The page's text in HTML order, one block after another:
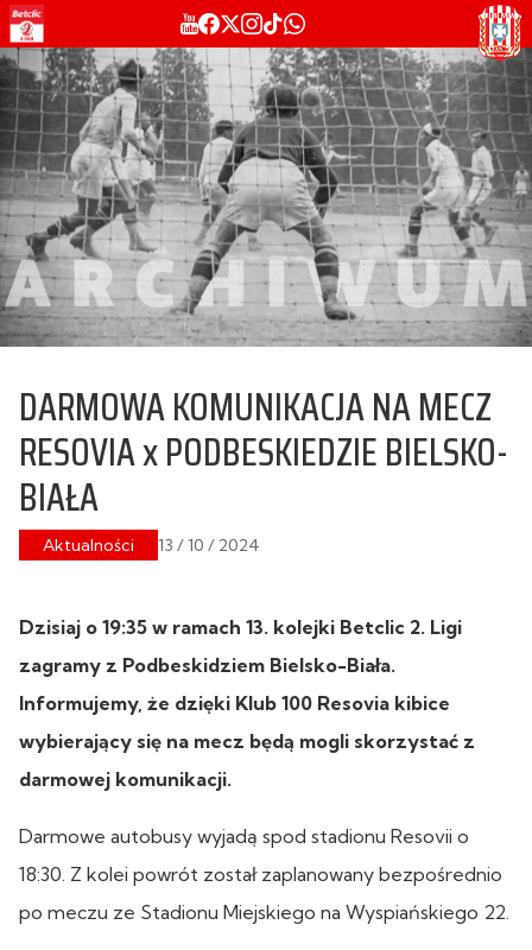
DARMOWA KOMUNIKACJA NA MECZ
RESOVIA x PODBESKIEDZIE BIELSKO-
BIAŁA
Aktualności 13 / 10 / 2024
Dzisiaj o 19:35 w ramach 13. kolejki Betclic 2. Ligi
zagramy z Podbeskidziem Bielsko-Biała.
Informujemy, że dzięki Klub 100 Resovia kibice
wybierający się na mecz będą mogli skorzystać z
darmowej komunikacji.
Darmowe autobusy wyjadą spod stadionu Resovii o
18:30. Z kolei powrót został zaplanowany bezpośrednio
po meczu ze Stadionu Miejskiego na Wyspiańskiego 22.